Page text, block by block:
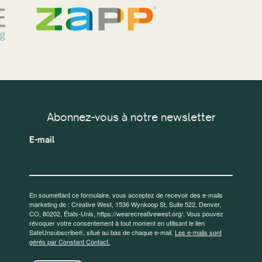
Abonnez-vous à notre newsletter
E-mail
En soumettant ce formulaire, vous acceptez de recevoir des e-mails
marketing de : Creative West, 1536 Wynkoop St, Suite 522, Denver,
CO, 80202, États-Unis, https://wearecreativewest.org/. Vous pouvez
révoquer votre consentement à tout moment en utilisant le lien
SafeUnsubscribe®, situé au bas de chaque e-mail. Les e-mails sont
gérés par Constant Contact.